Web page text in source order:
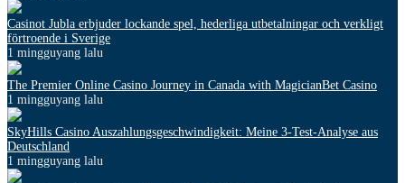
Casinot Jubla erbjuder lockande spel, hederliga utbetalningar och verkligt
förtroende i Sverige
1 mingguyang lalu
The Premier Online Casino Journey in Canada with MagicianBet Casino
1 mingguyang lalu
SkyHills Casino Auszahlungsgeschwindigkeit: Meine 3-Test-Analyse aus
Deutschland
1 mingguyang lalu